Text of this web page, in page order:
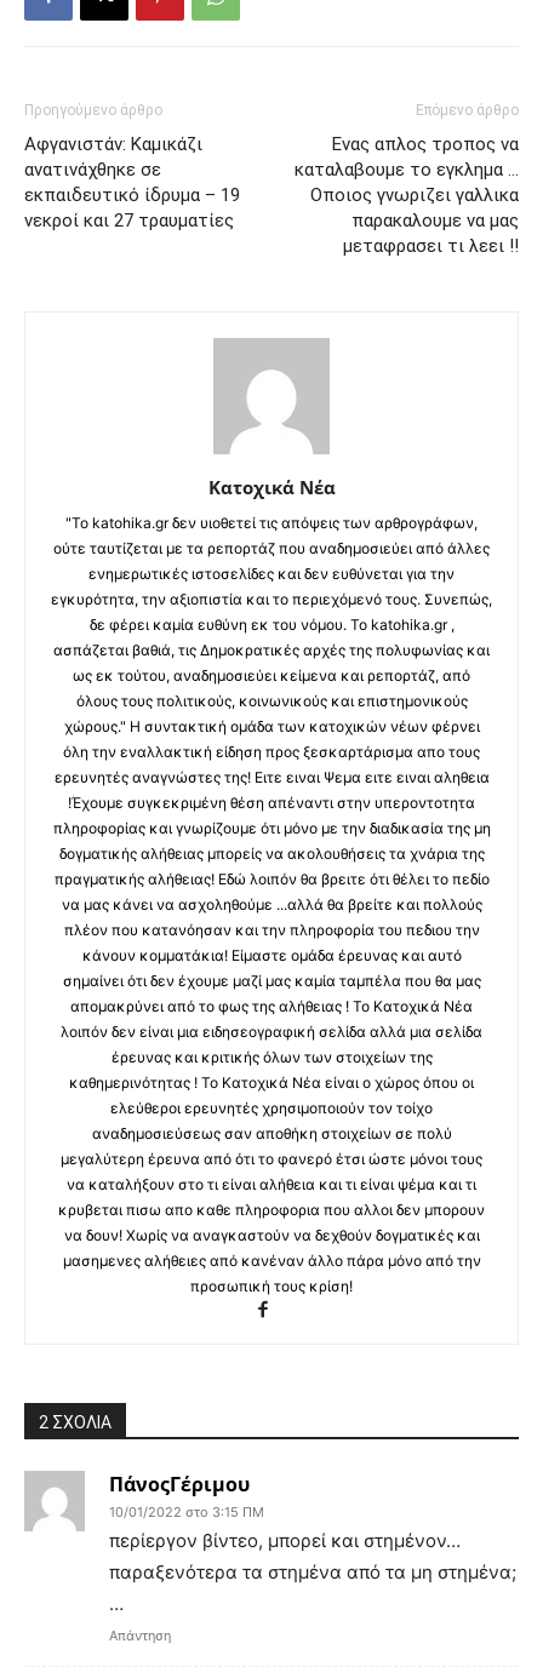
Προηγούμενο άρθρο
Αφγανιστάν: Καμικάζι
ανατινάχθηκε σε
εκπαιδευτικό ίδρυμα – 19
νεκροί και 27 τραυματίες
Επόμενο άρθρο
Ενας απλος τροπος να
καταλαβουμε το εγκλημα …
Οποιος γνωριζει γαλλικα
παρακαλουμε να μας
μεταφρασει τι λεει !!
Κατοχικά Νέα
"Το katohika.gr δεν υιοθετεί τις απόψεις των αρθρογράφων,
ούτε ταυτίζεται με τα ρεπορτάζ που αναδημοσιεύει από άλλες
ενημερωτικές ιστοσελίδες και δεν ευθύνεται για την
εγκυρότητα, την αξιοπιστία και το περιεχόμενό τους. Συνεπώς,
δε φέρει καμία ευθύνη εκ του νόμου. Το katohika.gr ,
ασπάζεται βαθιά, τις Δημοκρατικές αρχές της πολυφωνίας και
ως εκ τούτου, αναδημοσιεύει κείμενα και ρεπορτάζ, από
όλους τους πολιτικούς, κοινωνικούς και επιστημονικούς
χώρους." Η συντακτική ομάδα των κατοχικών νέων φέρνει
όλη την εναλλακτική είδηση προς ξεσκαρτάρισμα απο τους
ερευνητές αναγνώστες της! Ειτε ειναι Ψεμα ειτε ειναι αληθεια
!Έχουμε συγκεκριμένη θέση απέναντι στην υπεροντοτητα
πληροφορίας και γνωρίζουμε ότι μόνο με την διαδικασία της μη
δογματικής αλήθειας μπορείς να ακολουθήσεις τα χνάρια της
πραγματικής αλήθειας! Εδώ λοιπόν θα βρειτε ότι θέλει το πεδίο
να μας κάνει να ασχοληθούμε ...αλλά θα βρείτε και πολλούς
πλέον που κατανόησαν και την πληροφορία του πεδιου την
κάνουν κομματάκια! Είμαστε ομάδα έρευνας και αυτό
σημαίνει ότι δεν έχουμε μαζί μας καμία ταμπέλα που θα μας
απομακρύνει από το φως της αλήθειας ! Το Κατοχικά Νέα
λοιπόν δεν είναι μια ειδησεογραφική σελίδα αλλά μια σελίδα
έρευνας και κριτικής όλων των στοιχείων της
καθημερινότητας ! Το Κατοχικά Νέα είναι ο χώρος όπου οι
ελεύθεροι ερευνητές χρησιμοποιούν τον τοίχο
αναδημοσιεύσεως σαν αποθήκη στοιχείων σε πολύ
μεγαλύτερη έρευνα από ότι το φανερό έτσι ώστε μόνοι τους
να καταλήξουν στο τι είναι αλήθεια και τι είναι ψέμα και τι
κρυβεται πισω απο καθε πληροφορια που αλλοι δεν μπορουν
να δουν! Χωρίς να αναγκαστούν να δεχθούν δογματικές και
μασημενες αλήθειες από κανέναν άλλο πάρα μόνο από την
προσωπική τους κρίση!
2 ΣΧΟΛΙΑ
ΠάνοςΓέριμου
10/01/2022 στο 3:15 ΠΜ
περίεργον βίντεο, μπορεί και στημένον…
παραξενότερα τα στημένα από τα μη στημένα;
…
Απάντηση